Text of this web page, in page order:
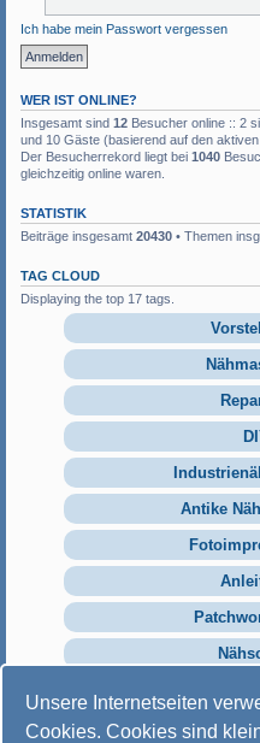
Unsere Internetseiten
Cookies. Cookies sind
Ich habe mein Passwort vergessen
WER IST ONLINE?
Insgesamt sind 12 Besucher online :: 2
und 10 Gäste (basierend auf den
Der Besucherrekord liegt bei 1040
gleichzeitig online waren.
STATISTIK
Beiträge insgesamt 20430 • Themen
TAG CLOUD
Displaying the top 17 tags.
Antike